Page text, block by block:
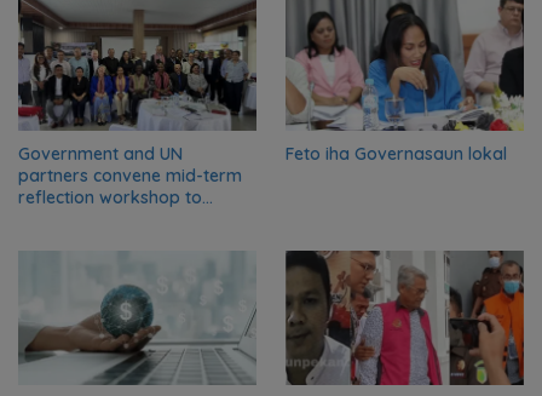
Government and UN
partners convene mid-term
reflection workshop to
Feto iha Governasaun lokal